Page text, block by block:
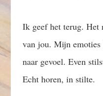
Ik geef het terug. Het
van jou. Mijn
naar gevoel. Even
Echt horen, in stilte.